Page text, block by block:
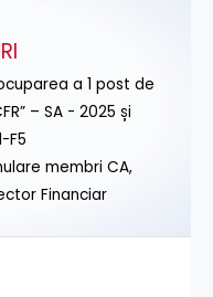
a 1 post de
– SA - 2025 și
F5
membri CA,
Financiar